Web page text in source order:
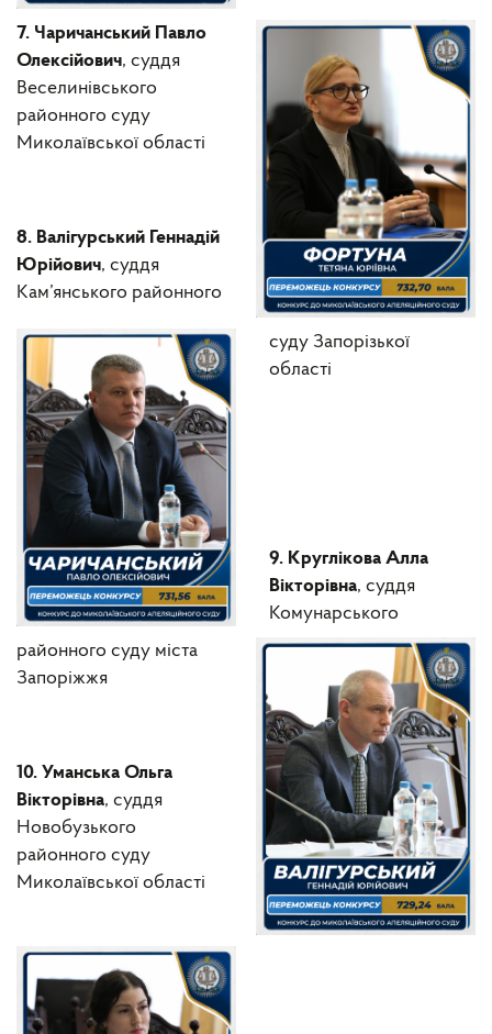
7. Чаричанський Павло
Олексійович, суддя
Веселинівського
районного суду
Миколаївської області
8. Валігурський Геннадій
Юрійович, суддя
Кам’янського районного
суду Запорізької
області
9. Круглікова Алла
Вікторівна, суддя
Комунарського
районного суду міста
Запоріжжя
10. Уманська Ольга
Вікторівна, суддя
Новобузького
районного суду
Миколаївської області